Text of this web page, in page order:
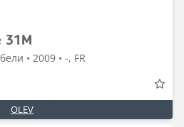
31M
• 2009 • -, FR
OLEV